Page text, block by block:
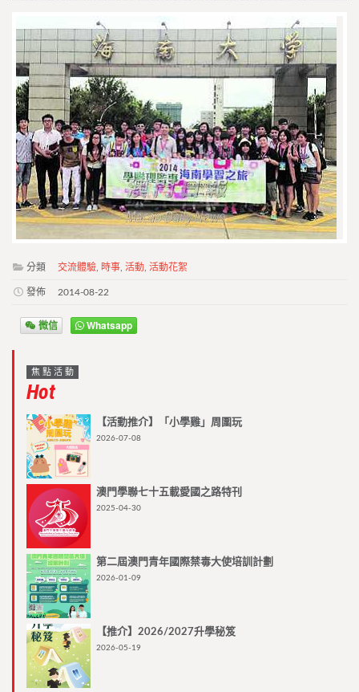
分類 交流體驗 時事 活動 活動花絮
發佈 2014-08-22
微信 Whatsapp
焦點活動
Hot
【活動推介】「小學雞」周圍玩
2026-07-08
澳門學聯七十五載愛國之路特刊
2025-04-30
第二屆澳門青年國際禁毒大使培訓計劃
2026-01-09
【推介】2026/2027升學秘笈
2026-05-19